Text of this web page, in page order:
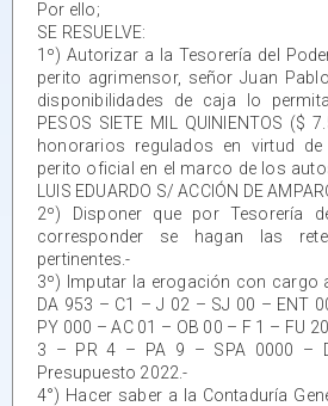
Por ello;
SE RESUELVE:
1º) Autorizar a la Tesorería del
perito agrimensor, señor Juan
disponibilidades de caja lo
PESOS SIETE MIL QUINIENTOS ($
honorarios regulados en virtud
perito oficial en el marco de los
LUIS EDUARDO S/ ACCIÓN DE
2º) Disponer que por Tesorería
corresponder se hagan las
pertinentes.-
3º) Imputar la erogación con cargo
DA 953 – C1 – J 02 – SJ 00 – ENT
PY 000 – AC 01 – OB 00 – F 1 – FU
3 – PR 4 – PA 9 – SPA 0000 –
Presupuesto 2022.-
4°) Hacer saber a la Contaduría